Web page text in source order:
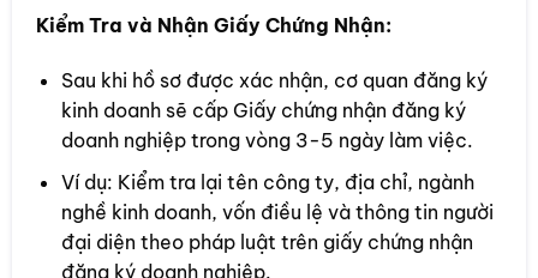
Kiểm Tra và Nhận Giấy Chứng Nhận:
Sau khi hồ sơ được xác nhận, cơ quan đăng ký
kinh doanh sẽ cấp Giấy chứng nhận đăng ký
doanh nghiệp trong vòng 3-5 ngày làm việc.
Ví dụ: Kiểm tra lại tên công ty, địa chỉ, ngành
nghề kinh doanh, vốn điều lệ và thông tin người
đại diện theo pháp luật trên giấy chứng nhận
đăng ký doanh nghiệp.